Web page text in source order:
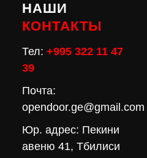
НАШИ
КОНТАКТЫ
Тел: +995 322 11 47
39
Почта:
opendoor.ge@gmail.com
Юр. адрес: Пекини
авеню 41, Тбилиси